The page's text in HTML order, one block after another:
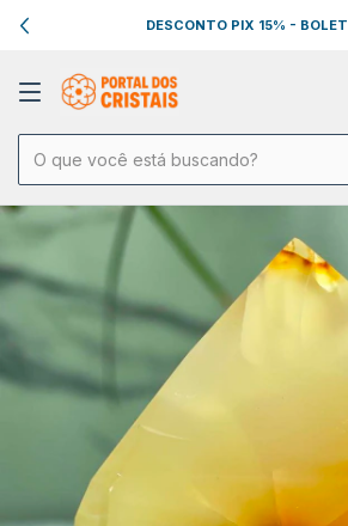
DESCONTO PIX 15% -